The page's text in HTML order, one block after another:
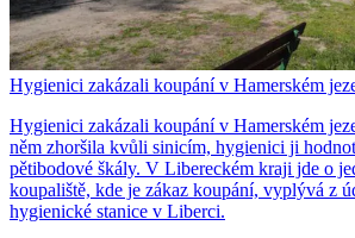
Hygienici zakázali koupání v Hamerském
Hygienici zakázali koupání v Hamerském
něm zhoršila kvůli sinicím, hygienici ji
pětibodové škály. V Libereckém kraji jde o
koupaliště, kde je zákaz koupání, vyplývá z
hygienické stanice v Liberci.